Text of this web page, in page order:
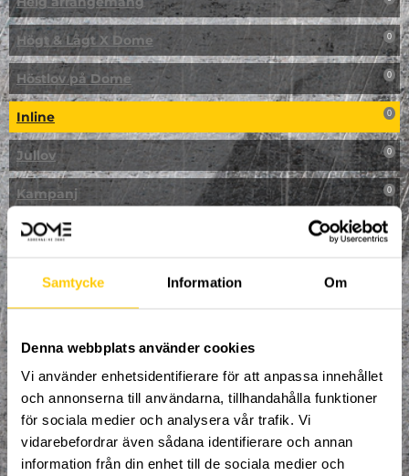
Samtycke Information Om
Denna webbplats använder cookies
Vi använder enhetsidentifierare för att anpassa innehållet
och annonserna till användarna, tillhandahålla funktioner
för sociala medier och analysera vår trafik. Vi
vidarebefordrar även sådana identifierare och annan
information från din enhet till de sociala medier och
Högt & Lågt X Dome 0
Höstlov på Dome 0
Inline 0
Jullov 0
Kampanj 0
Kickbike 0
Klättring
LAN
Multisport
Mässa
NPF-Träning